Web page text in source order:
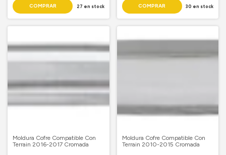
27 en stock 30 en stock
Moldura Cofre Compatible Con
Terrain 2016-2017 Cromada
Moldura Cofre Compatible Con
Terrain 2010-2015 Cromada